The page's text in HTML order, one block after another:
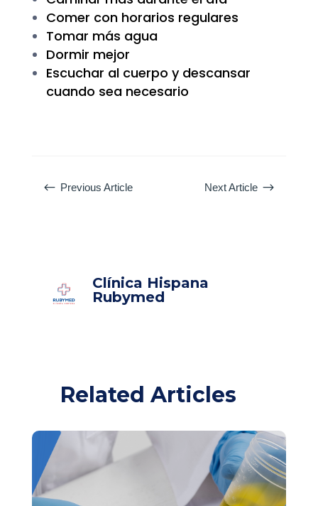
Comer con horarios regulares
Tomar más agua
Dormir mejor
Escuchar al cuerpo y descansar
cuando sea necesario
# Previous Article Next Article $
Clínica Hispana
Rubymed
Related Articles